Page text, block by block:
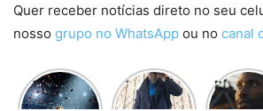
Quer receber notícias direto no seu
nosso grupo no WhatsApp ou no canal
The Boys
está de
7 filmes e
séries que
– A